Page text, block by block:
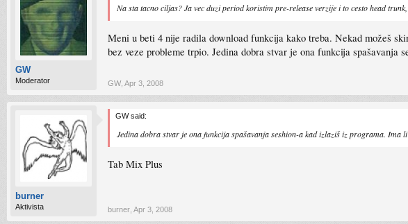
GW
Moderator
Na sta tacno ciljas? Ja vec duzi period koristim pre-release verzije i to cesto head
Meni u beti 4 nije radila download funkcija kako treba. Nekad možeš
bez veze probleme trpio. Jedina dobra stvar je ona funkcija
GW Apr 3, 2008
burner
Aktivista
GW said:
Jedina dobra stvar je ona funkcija spašavanja seshion-a kad izlaziš iz programa. Ima
Tab Mix Plus
burner Apr 3, 2008